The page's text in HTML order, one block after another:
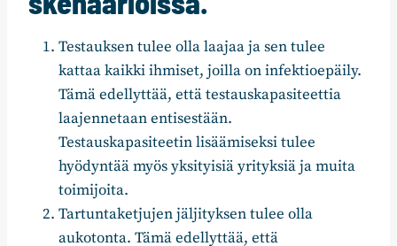
Testauksen tulee olla laajaa ja sen tulee
kattaa kaikki ihmiset, joilla on infektioepäily.
Tämä edellyttää, että testauskapasiteettia
laajennetaan entisestään.
Testauskapasiteetin lisäämiseksi tulee
hyödyntää myös yksityisiä yrityksiä ja muita
toimijoita.
Tartuntaketjujen jäljityksen tulee olla
aukotonta. Tämä edellyttää, että